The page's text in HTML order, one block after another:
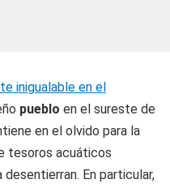
inigualable en el
pueblo en el sureste de
en el olvido para la
tesoros acuáticos
En particular,